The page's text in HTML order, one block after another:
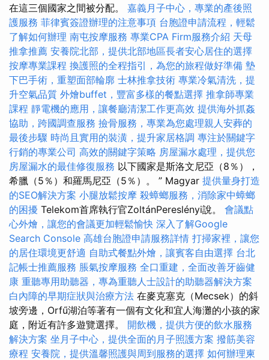
在這三個國家之間被分配。 嘉義月子中心，專業的產後照
護服務 菲律賓簽證辦理的注意事項 台胞證申請流程，輕鬆
了解如何辦理 南屯按摩服務 專業CPA Firm服務介紹 天母
推拿推薦 安養院北部，提供北部地區長者安心居住的選擇
按摩專業課程 換護照的全程指引，為您的旅程做好準備 墊
下巴手術，重塑面部輪廓 士林推拿技術 專業冷氣清洗，提
升空氣品質 外燴buffet，豐富多樣的餐點選擇 推拿師專業
課程 靜電機的應用，讓餐廳清潔工作更高效 提供海外抓姦
協助，跨國調查服務 撿骨服務，專業為您處理親人安葬的
最後步驟 時尚且實用的裝潢，提升家居格調 專注於關鍵字
行銷的專業公司 高效的關鍵字策略 房屋漏水處理，提供您
房屋漏水的最佳修復服務 以下國家是斯洛文尼亞（8％），
希臘（5％）和羅馬尼亞（5％）。 ” Magyar 提供量身打造
的SEO解決方案 小腿放鬆按摩 殺蟑螂服務，消除家中蟑螂
的困擾 Telekom首席執行官ZoltánPereslényi說。 會議點
心外燴，讓您的會議更加輕鬆愉快 深入了解Google
Search Console 高雄台胞證申請服務詳情 打掃家裡，讓您
的居住環境更舒適 自助式餐點外燴，讓賓客自由選擇 台北
記帳士推薦服務 脹氣按摩服務 全口重建，全面改善牙齒健
康 重聽專用助聽器，專為重聽人士設計的助聽器解決方案
白內障的早期症狀與治療方法 在麥克塞克（Mecsek）的斜
坡旁邊，Orfű湖泊等著有一個有文化和宜人海灘的小孩的家
庭，附近有許多遊覽選擇。 開飲機，提供方便的飲水服務
解決方案 坐月子中心，提供全面的月子照護方案 撥筋美容
療程 安養院，提供溫馨照護與周到服務的選擇 如何辦理柬